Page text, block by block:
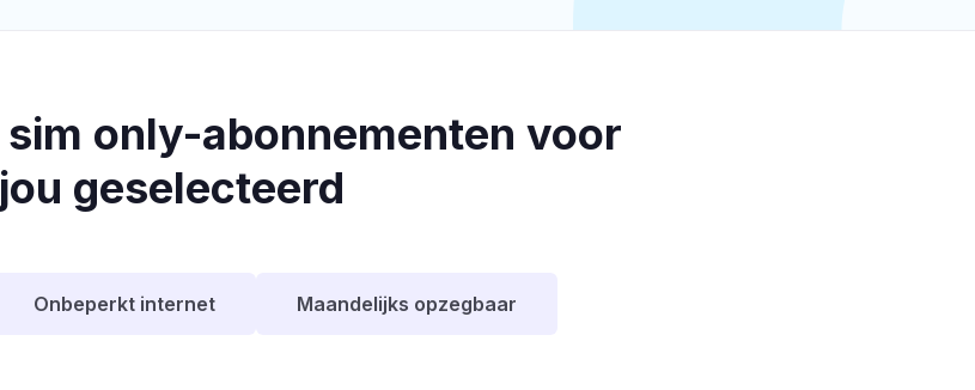
only-abonnementen voor
jou geselecteerd
Onbeperkt internet Maandelijks opzegbaar